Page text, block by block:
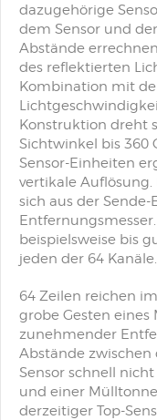
dazugehörige
dem Sensor und
Abstände
des reflektierten
Kombination mit
Konstruktion dreht
Sichtwinkel bis 360
Sensor-Einheiten
vertikale
sich aus der
beispielsweise bis
jeden der 64 Kanäle.
64 Zeilen reichen
grobe Gesten
zunehmender
Abstände zwischen
Sensor schnell
und einer
derzeitiger Top-